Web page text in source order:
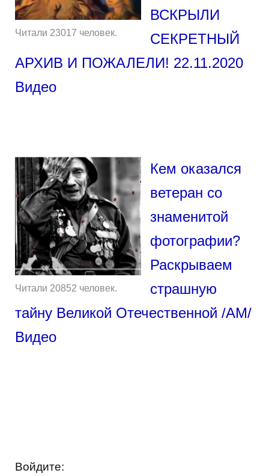
Читали 23017 человек.
ВСКРЫЛИ
СЕКРЕТНЫЙ
АРХИВ И ПОЖАЛЕЛИ! 22.11.2020
Видео
Читали 20852 человек.
Кем оказался
ветеран со
знаменитой
фотографии?
Раскрываем
страшную
тайну Великой Отечественной /АМ/
Видео
Войдите: